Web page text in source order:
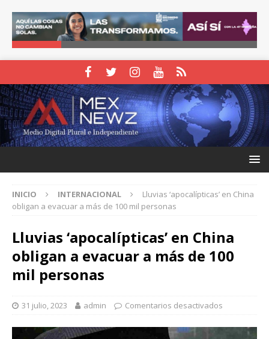
INICIO INTERNACIONAL
Lluvias ‘apocalípticas’ en China
obligan a evacuar a más de 100 mil personas
Lluvias ‘apocalípticas’ en China
obligan a evacuar a más de 100
mil personas
31 julio, 2023 admin Comentarios desactivados